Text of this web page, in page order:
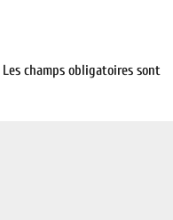
Les champs obligatoires sont